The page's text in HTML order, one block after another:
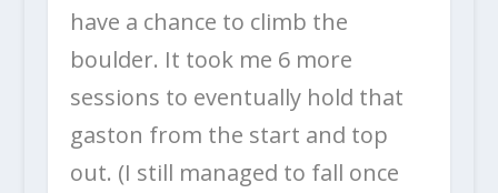
have a chance to climb the
boulder. It took me 6 more
sessions to eventually hold that
gaston from the start and top
out. (I still managed to fall once